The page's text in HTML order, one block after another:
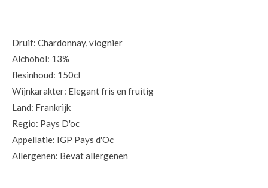
Druif: Chardonnay, viognier
Alchohol: 13%
flesinhoud: 150cl
Wijnkarakter: Elegant fris en fruitig
Land: Frankrijk
Regio: Pays D'oc
Appellatie: IGP Pays d'Oc
Allergenen: Bevat allergenen